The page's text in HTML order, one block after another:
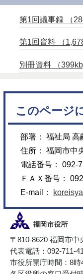
第1回議事録 （
第1回資料 （
別冊資料 （
このページ
部署： 福祉局 高
住所： 福岡市中
電話番号： 092-
ＦＡＸ番号：
E-mail：
〒810-8620 福岡市
代表電話：092-711-
市役所開庁時間：8